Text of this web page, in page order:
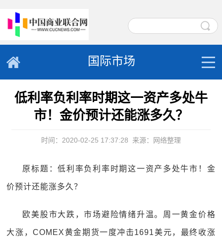
国际市场
低利率负利率时期这一资产多处牛
市！金价预计还能涨多久？
时间：2020-02-25 17:37:28 来源：网络整理
原标题：低利率负利率时期这一资产多处牛市！金
价预计还能涨多久？
欧美股市大跌，市场避险情绪升温。周一黄金价格
大涨，COMEX黄金期货一度冲击1691美元，最终收涨